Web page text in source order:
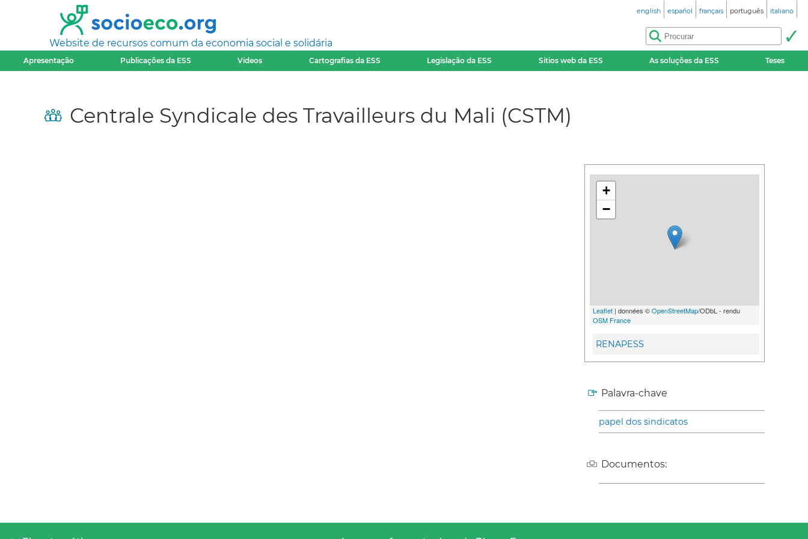
Website de recursos comum da economia social e solidária
english español français português italiano
Apresentação Publicações da ESS Videos Cartografias da ESS Legislação da ESS Sitios web da ESS As soluções da ESS Teses
Centrale Syndicale des Travailleurs du Mali (CSTM)
+
−
Leaflet | données ©OpenStreetMap/ODbL - rendu
OSM France
RENAPESS
Palavra-chave
papel dos sindicatos
Documentos: